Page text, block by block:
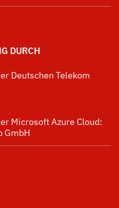
DURCH
Deutschen Telekom
Microsoft Azure Cloud:
GmbH